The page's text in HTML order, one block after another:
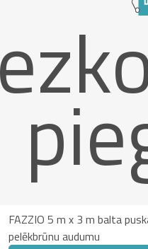
FAZZIO 5 m x 3 m balta
pelēkbrūnu audumu